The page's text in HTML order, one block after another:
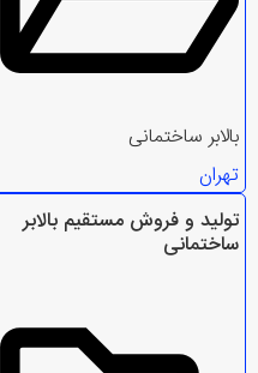
بالابر ساختمانی
تهران
تولید و فروش مستقیم بالابر
ساختمانی